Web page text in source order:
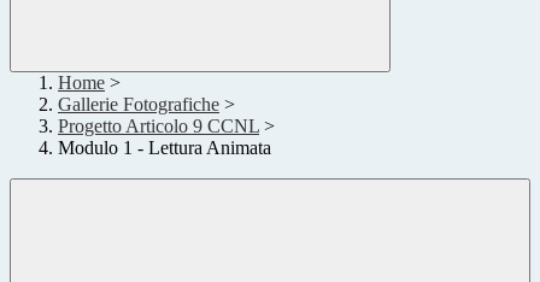
Home >
Gallerie Fotografiche >
Progetto Articolo 9 CCNL >
Modulo 1 - Lettura Animata